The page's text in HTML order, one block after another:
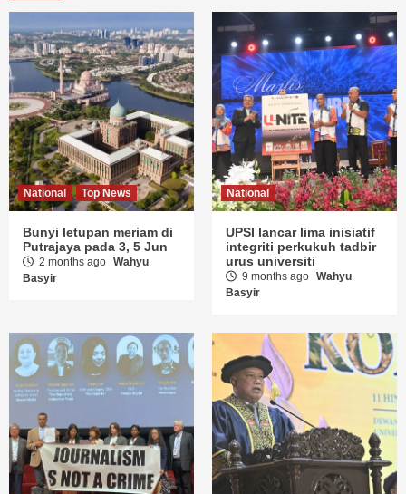
National Top News
Bunyi letupan meriam di
Putrajaya pada 3, 5 Jun
2 months ago Wahyu
Basyir
National
UPSI lancar lima inisiatif
integriti perkukuh tadbir
urus universiti
9 months ago Wahyu
Basyir